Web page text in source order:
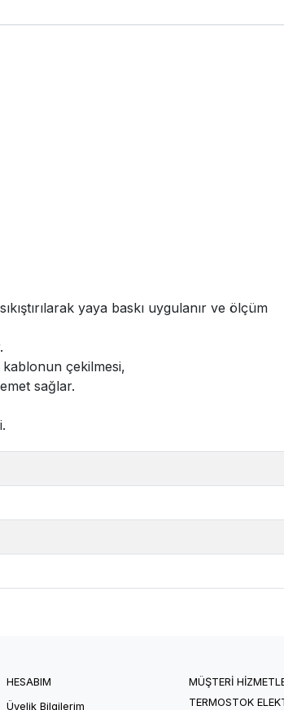
yaya baskı uygulanır ve ölçüm
çekilmesi,
sağlar.
HESABIM
Üyelik Bilgilerim
MÜŞTERİ
TERMOSTOK